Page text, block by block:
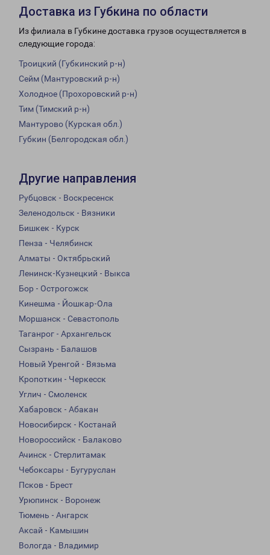
Доставка из Губкина по области
Из филиала в Губкине доставка грузов осуществляется в
следующие города:
Троицкий (Губкинский р-н)
Сейм (Мантуровский р-н)
Холодное (Прохоровский р-н)
Тим (Тимский р-н)
Мантурово (Курская обл.)
Губкин (Белгородская обл.)
Другие направления
Рубцовск - Воскресенск
Зеленодольск - Вязники
Бишкек - Курск
Пенза - Челябинск
Алматы - Октябрьский
Ленинск-Кузнецкий - Выкса
Бор - Острогожск
Кинешма - Йошкар-Ола
Моршанск - Севастополь
Таганрог - Архангельск
Сызрань - Балашов
Новый Уренгой - Вязьма
Кропоткин - Черкесск
Углич - Смоленск
Хабаровск - Абакан
Новосибирск - Костанай
Новороссийск - Балаково
Ачинск - Стерлитамак
Чебоксары - Бугуруслан
Псков - Брест
Урюпинск - Воронеж
Тюмень - Ангарск
Аксай - Камышин
Вологда - Владимир